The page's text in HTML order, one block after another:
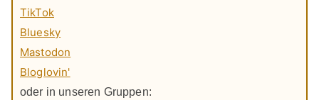
TikTok
Bluesky
Mastodon
Bloglovin'
oder in unseren Gruppen: